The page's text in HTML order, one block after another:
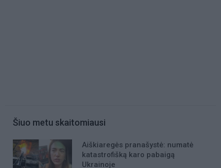
Šiuo metu skaitomiausi
Aiškiaregės pranašystė: numatė
katastrofišką karo pabaigą
Ukrainoje